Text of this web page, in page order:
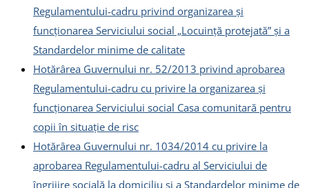
Regulamentului-cadru privind organizarea şi
funcţionarea Serviciului social „Locuinţă protejată” şi a
Standardelor minime de calitate
Hotărârea Guvernului nr. 52/2013 privind aprobarea
Regulamentului-cadru cu privire la organizarea şi
funcționarea Serviciului social Casa comunitară pentru
copii în situație de risc
Hotărârea Guvernului nr. 1034/2014 cu privire la
aprobarea Regulamentului-cadru al Serviciului de
îngrijire socială la domiciliu şi a Standardelor minime de